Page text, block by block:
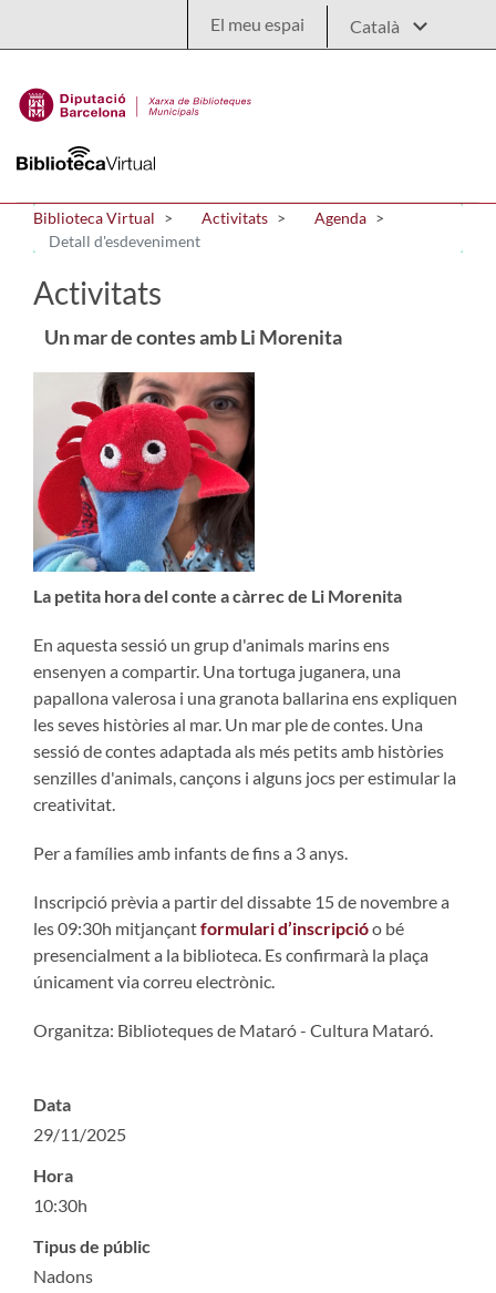
El meu espai
Biblioteca Virtual Activitats
Agenda
Detall d'esdeveniment
Activitats
Un mar de contes amb Li Morenita
La petita hora del conte a càrrec de Li Morenita
En aquesta sessió un grup d'animals marins ens
ensenyen a compartir. Una tortuga juganera, una
papallona valerosa i una granota ballarina ens expliquen
les seves històries al mar. Un mar ple de contes. Una
sessió de contes adaptada als més petits amb històries
senzilles d'animals, cançons i alguns jocs per estimular la
creativitat.
Per a famílies amb infants de fins a 3 anys.
Inscripció prèvia a partir del dissabte 15 de novembre a
les 09:30h mitjançantformulari d’inscripcióo bé
presencialment a la biblioteca. Es confirmarà la plaça
únicament via correu electrònic.
Organitza: Biblioteques de Mataró - Cultura Mataró.
Data
29/11/2025
Hora
10:30h
Tipus de públic
Nadons